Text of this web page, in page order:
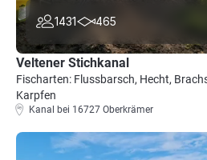
1431 465
Veltener Stichkanal
Fischarten: Flussbarsch, Hecht,
Karpfen
Kanal bei 16727 Oberkrämer